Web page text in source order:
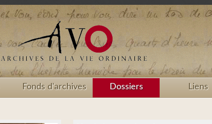
Fonds d'archives Dossiers Liens